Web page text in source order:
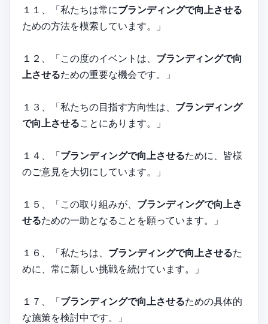
１１、「私たちは常にブランディングで向上させる
ための方法を模索しています。」
１２、「この度のイベントは、 ブランディングで向
上させるための重要な機会です。」
１３、「私たちの目指す方向性は、 ブランディング
で向上させることにあります。」
１４、「ブランディングで向上させるために、皆様
のご意見を大切にしています。」
１５、「この取り組みが、 ブランディングで向上さ
せるための一助となることを願っています。」
１６、「私たちは、 ブランディングで向上させるた
めに、常に新しい挑戦を続けています。」
１７、「ブランディングで向上させるための具体的
な施策を検討中です。」